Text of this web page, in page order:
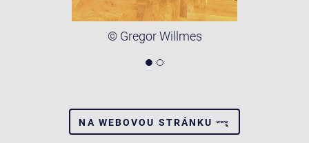
© Gregor Willmes
NA WEBOVOU STRÁNKU